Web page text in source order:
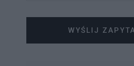
WYŚLIJ